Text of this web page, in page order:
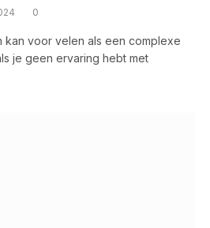
0
kan voor velen als een complexe
je geen ervaring hebt met